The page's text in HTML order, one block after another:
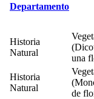
Departamento
Historia
Natural
una
Historia
Natural
de